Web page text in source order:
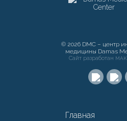
© 2026 DMC – центр
медицины Damas
Сайт разработан
Главная